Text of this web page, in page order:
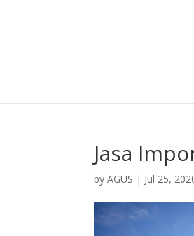
Jasa
byAGUS | Jul 25,